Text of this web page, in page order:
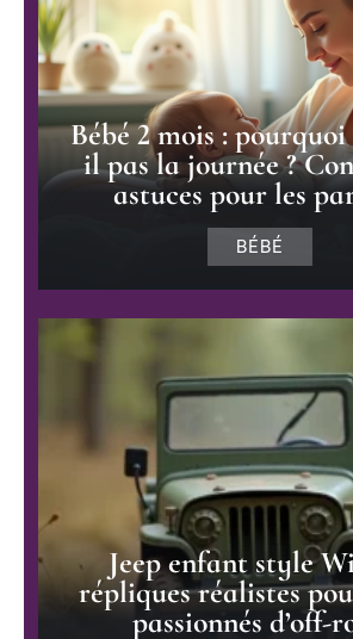
Bébé 2 mois :
il pas la journée ?
astuces pour les
BÉBÉ
Jeep enfant style
répliques réalistes
passionnés d’off-